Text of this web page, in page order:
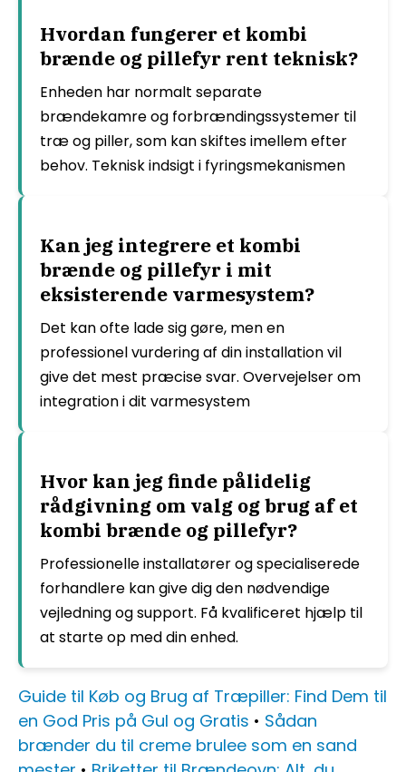
Hvordan fungerer et kombi
brænde og pillefyr rent teknisk?
Enheden har normalt separate
brændekamre og forbrændingssystemer til
træ og piller, som kan skiftes imellem efter
behov. Teknisk indsigt i fyringsmekanismen
Kan jeg integrere et kombi
brænde og pillefyr i mit
eksisterende varmesystem?
Det kan ofte lade sig gøre, men en
professionel vurdering af din installation vil
give det mest præcise svar. Overvejelser om
integration i dit varmesystem
Hvor kan jeg finde pålidelig
rådgivning om valg og brug af et
kombi brænde og pillefyr?
Professionelle installatører og specialiserede
forhandlere kan give dig den nødvendige
vejledning og support. Få kvalificeret hjælp til
at starte op med din enhed.
Guide til Køb og Brug af Træpiller: Find Dem til
en God Pris på Gul og Gratis • Sådan
brænder du til creme brulee som en sand